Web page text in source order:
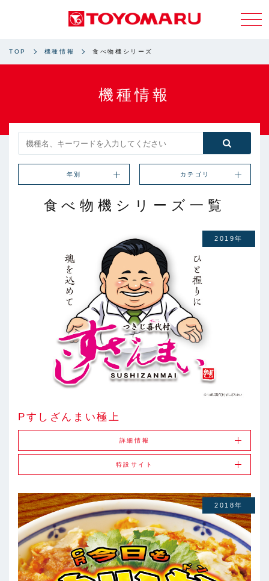
TOP 機種情報 食べ物機シリーズ
機種情報
年別 カテゴリ
食べ物機シリーズ一覧
Pすしざんまい極上
2019年
詳細情報
特設サイト
2018年